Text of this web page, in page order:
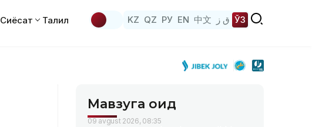
Сиёсат Таҳлил KZ QZ РУ EN 中文 ق ز ЎЗ
Мавзуга оид
09 avgust 2026, 08:35